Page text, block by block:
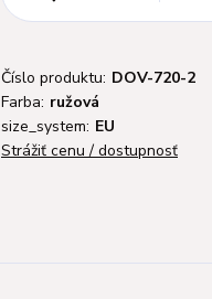
Číslo produktu: DOV-720-2
Farba: ružová
size_system: EU
Strážiť cenu / dostupnosť